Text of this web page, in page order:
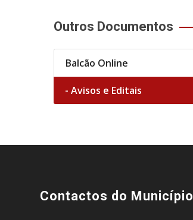
Outros Documentos
Balcão Online
- Avisos e Editais
Contactos do Município